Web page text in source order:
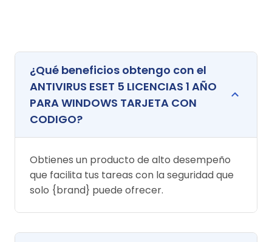
¿Qué beneficios obtengo con el
ANTIVIRUS ESET 5 LICENCIAS 1 AÑO
PARA WINDOWS TARJETA CON
CODIGO?
Obtienes un producto de alto desempeño
que facilita tus tareas con la seguridad que
solo {brand} puede ofrecer.